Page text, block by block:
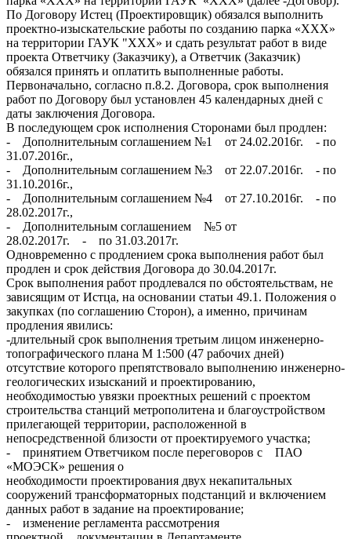
По Договору Истец (Проектировщик) обязался выполнить
проектно-изыскательские работы по созданию парка «ХХХ»
на территории ГАУК "ХХХ» и сдать результат работ в виде
проекта Ответчику (Заказчику), а Ответчик (Заказчик)
обязался принять и оплатить выполненные работы.
Первоначально, согласно п.8.2. Договора, срок выполнения
работ по Договору был установлен 45 календарных дней с
даты заключения Договора.
В последующем срок исполнения Сторонами был продлен:
- Дополнительным соглашением №1 от 24.02.2016г. - по
31.07.2016г.,
- Дополнительным соглашением №3 от 22.07.2016г. - по
31.10.2016г.,
- Дополнительным соглашением №4 от 27.10.2016г. - по
28.02.2017г.,
- Дополнительным соглашением №5 от
28.02.2017г. - по 31.03.2017г.
Одновременно с продлением срока выполнения работ был
продлен и срок действия Договора до 30.04.2017г.
Срок выполнения работ продлевался по обстоятельствам, не
зависящим от Истца, на основании статьи 49.1. Положения о
закупках (по соглашению Сторон), а именно, причинам
продления явились:
-длительный срок выполнения третьим лицом инженерно-
топографического плана М 1:500 (47 рабочих дней)
отсутствие которого препятствовало выполнению инженерно-
геологических изысканий и проектированию,
необходимостью увязки проектных решений с проектом
строительства станций метрополитена и благоустройством
прилегающей территории, расположенной в
непосредственной близости от проектируемого участка;
- принятием Ответчиком после переговоров с ПАО
«МОЭСК» решения о
необходимости проектирования двух некапитальных
сооружений трансформаторных подстанций и включением
данных работ в задание на проектирование;
- изменение регламента рассмотрения